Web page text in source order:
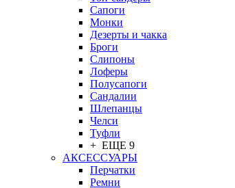
Сапоги
Монки
Дезерты и чакка
Броги
Слипоны
Лоферы
Полусапоги
Сандалии
Шлепанцы
Челси
Туфли
+ ЕЩЕ 9
АКСЕССУАРЫ
Перчатки
Ремни